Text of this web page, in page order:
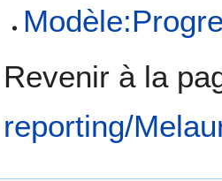
Revenir à la
reporting/